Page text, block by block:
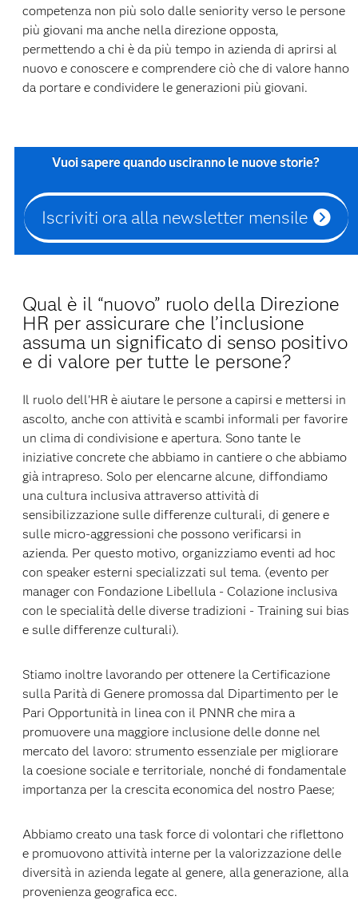
competenza non più solo dalle seniority verso le persone
più giovani ma anche nella direzione opposta,
permettendo a chi è da più tempo in azienda di aprirsi al
nuovo e conoscere e comprendere ciò che di valore hanno
da portare e condividere le generazioni più giovani.
Vuoi sapere quando usciranno le nuove storie?
Iscriviti ora alla newsletter mensile
Qual è il “nuovo” ruolo della Direzione
HR per assicurare che l’inclusione
assuma un significato di senso positivo
e di valore per tutte le persone?
Il ruolo dell’HR è aiutare le persone a capirsi e mettersi in
ascolto, anche con attività e scambi informali per favorire
un clima di condivisione e apertura. Sono tante le
iniziative concrete che abbiamo in cantiere o che abbiamo
già intrapreso. Solo per elencarne alcune, diffondiamo
una cultura inclusiva attraverso attività di
sensibilizzazione sulle differenze culturali, di genere e
sulle micro-aggressioni che possono verificarsi in
azienda. Per questo motivo, organizziamo eventi ad hoc
con speaker esterni specializzati sul tema. (evento per
manager con Fondazione Libellula - Colazione inclusiva
con le specialità delle diverse tradizioni - Training sui bias
e sulle differenze culturali).
Stiamo inoltre lavorando per ottenere la Certificazione
sulla Parità di Genere promossa dal Dipartimento per le
Pari Opportunità in linea con il PNNR che mira a
promuovere una maggiore inclusione delle donne nel
mercato del lavoro: strumento essenziale per migliorare
la coesione sociale e territoriale, nonché di fondamentale
importanza per la crescita economica del nostro Paese;
Abbiamo creato una task force di volontari che riflettono
e promuovono attività interne per la valorizzazione delle
diversità in azienda legate al genere, alla generazione, alla
provenienza geografica ecc.